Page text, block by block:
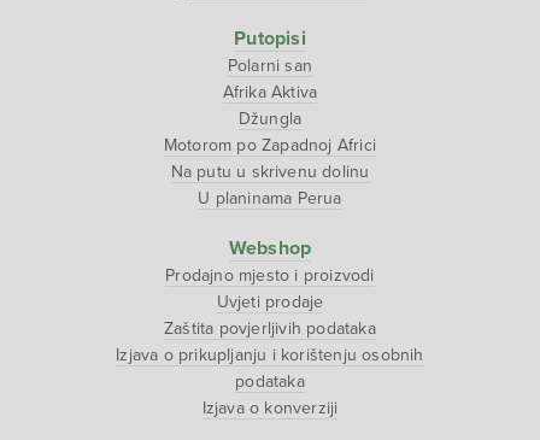
Putopisi
Polarni san
Afrika Aktiva
Džungla
Motorom po Zapadnoj Africi
Na putu u skrivenu dolinu
U planinama Perua
Webshop
Prodajno mjesto i proizvodi
Uvjeti prodaje
Zaštita povjerljivih podataka
Izjava o prikupljanju i korištenju osobnih
podataka
Izjava o konverziji